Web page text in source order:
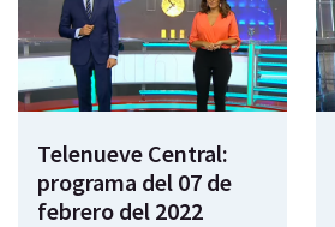
Telenueve Central:
programa del 07 de
febrero del 2022